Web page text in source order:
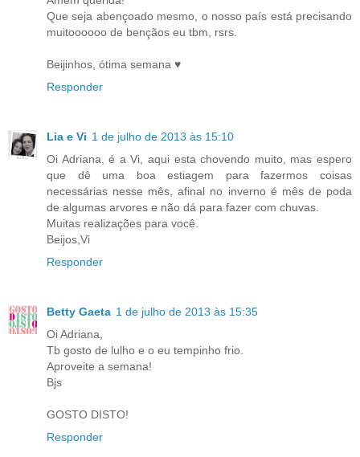
Que seja abençoado mesmo, o nosso país está precisando
muitoooooo de bençãos eu tbm, rsrs.
Beijinhos, ótima semana ♥
Responder
Lia e Vi 1 de julho de 2013 às 15:10
Oi Adriana, é a Vi, aqui esta chovendo muito, mas espero
que dê uma boa estiagem para fazermos coisas
necessárias nesse mês, afinal no inverno é mês de poda
de algumas arvores e não dá para fazer com chuvas.
Muitas realizações para você.
Beijos,Vi
Responder
Betty Gaeta 1 de julho de 2013 às 15:35
Oi Adriana,
Tb gosto de lulho e o eu tempinho frio.
Aproveite a semana!
Bjs
GOSTO DISTO!
Responder